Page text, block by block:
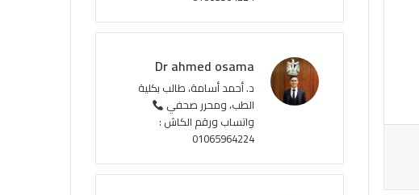
ع
S
S
Dr ahmed osama
د. أحمد أسامة، طالب بكلية
الطب، ومحرر صحفي
واتساب ورقم الكاش :
01065964224